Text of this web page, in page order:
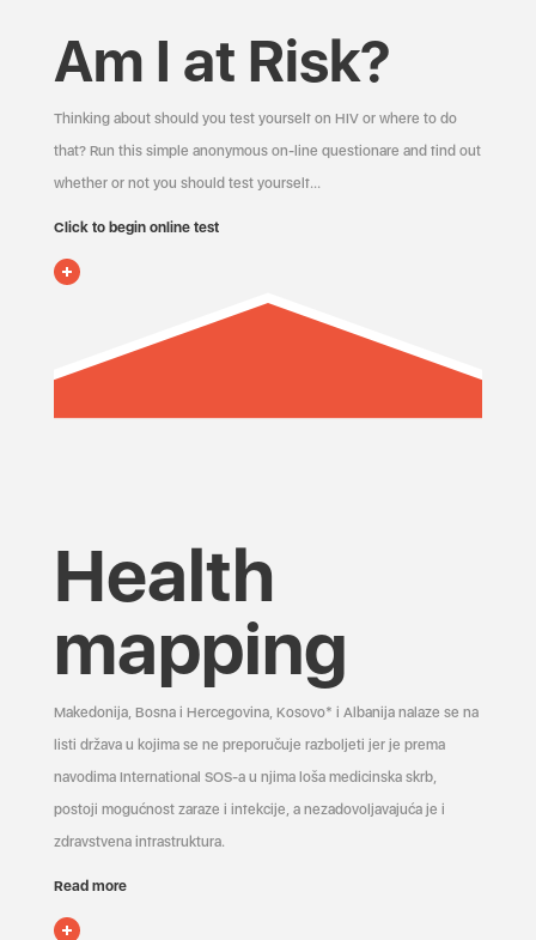
Am I at Risk?
Thinking about should you test yourself on HIV or where to do
that? Run this simple anonymous on-line questionare and find out
whether or not you should test yourself…
Click to begin online test
Health
mapping
Makedonija, Bosna i Hercegovina, Kosovo* i Albanija nalaze se na
listi država u kojima se ne preporučuje razboljeti jer je prema
navodima International SOS-a u njima loša medicinska skrb,
postoji mogućnost zaraze i infekcije, a nezadovoljavajuća je i
zdravstvena infrastruktura.
Read more